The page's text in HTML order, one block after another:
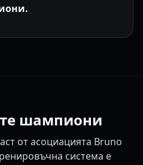
шампиони
от асоциацията Bruno
система е